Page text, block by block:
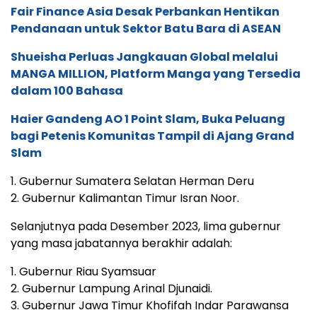
Fair Finance Asia Desak Perbankan Hentikan
Pendanaan untuk Sektor Batu Bara di ASEAN
Shueisha Perluas Jangkauan Global melalui
MANGA MILLION, Platform Manga yang Tersedia
dalam 100 Bahasa
Haier Gandeng AO 1 Point Slam, Buka Peluang
bagi Petenis Komunitas Tampil di Ajang Grand
Slam
1. Gubernur Sumatera Selatan Herman Deru
2. Gubernur Kalimantan Timur Isran Noor.
Selanjutnya pada Desember 2023, lima gubernur
yang masa jabatannya berakhir adalah:
1. Gubernur Riau Syamsuar
2. Gubernur Lampung Arinal Djunaidi.
3. Gubernur Jawa Timur Khofifah Indar Parawansa